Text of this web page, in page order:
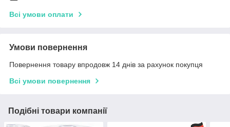
Всі умови оплати
Умови повернення
Повернення товару впродовж 14 днів за рахунок покупця
Всі умови повернення
Подібні товари компанії